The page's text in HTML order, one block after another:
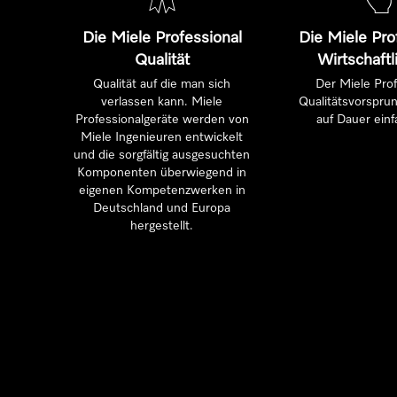
Die Miele Professional
Qualität
Qualität auf die man sich
verlassen kann. Miele
Professionalgeräte werden von
Miele Ingenieuren entwickelt
und die sorgfältig ausgesuchten
Komponenten überwiegend in
eigenen Kompetenzwerken in
Deutschland und Europa
hergestellt.
Die Miele
Der Miele
auf Dauer